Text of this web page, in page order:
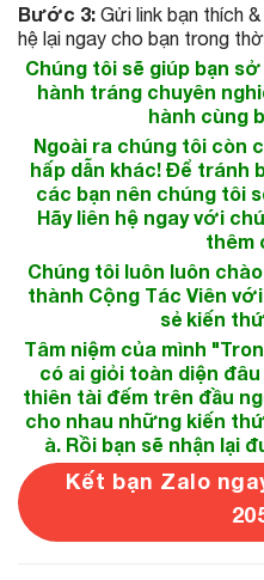
Bước 3: Gửi link bạn thích
hệ lại ngay cho bạn trong
Chúng tôi sẽ giúp bạn
hành tráng chuyên
hành cùng
Ngoài ra chúng tôi còn
hấp dẫn khác! Để tránh
các bạn nên chúng tôi
Hãy liên hệ ngay với
thêm
Chúng tôi luôn luôn
thành Cộng Tác Viên
sẻ kiến
Tâm niệm của mình
có ai giỏi toàn diện
thiên tài đếm trên đầu
cho nhau những kiến
à. Rồi bạn sẽ nhận lại
Kết bạn Zalo